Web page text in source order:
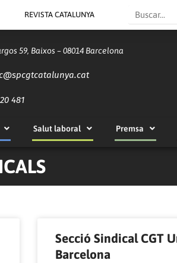
REVISTA CATALUNYA Search
59, Baixos – 08014 Barcelona
spcgtcatalunya.cat
481
Salut laboral Premsa
Secció Sindical CGT
Barcelona